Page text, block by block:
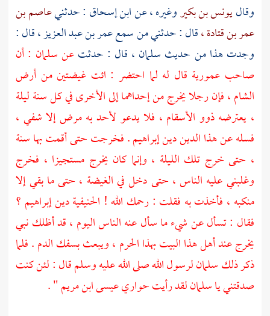
وقاليونس بن بكيروغيره ، عنابن إسحاق : حدثنيعاصم بن
عمر بن قتادة ،قال : حدثني من سمععمر بن عبد العزيز ،قال :
وجدت هذا من حديث سلمان ، قال : حدثتعنسلمان : أن
صاحب عمورية قال له لما احتضر : ائت غيضتين من أرض
الشام ،فإن رجلا يخرج من إحداهما إلى الأخرى في كل سنة ليلة
، يعترضه ذوو الأسقام ، فلا يدعو لأحد به مرض إلا شفي ،
فسله عن هذا الدين دينإبراهيم. فخرجت حتى أقمت بها سنة
، حتى خرج تلك الليلة ، وإنما كان يخرج مستجيزا ، فخرج
وغلبني عليه الناس ، حتى دخل في الغيضة ، حتى ما بقي إلا
منكبه ، فأخذت به فقلت : رحمك الله ! الحنيفية دينإبراهيم ؟
فقال : تسأل عن شيء ما سأل عنه الناس اليوم ، قد أظلك نبي
يخرج عند أهل هذا البيت بهذاالحرم ،ويبعث بسفك الدم . فلما
ذكر ذلكسلمانلرسول الله صلى الله عليه وسلم قال : لئن كنت
صدقتني ياسلمانلقد رأيت حواريعيسى ابن مريم" .